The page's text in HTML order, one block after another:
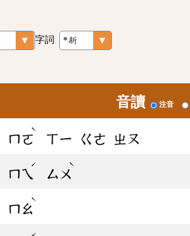
字詞
音讀 注音
ㄇㄛ
ˋ
ㄒㄧ ㄍㄜ ㄓㄡ
ㄇㄟ
ˊ
ㄙㄨ
ˋ
ㄇㄠ
ˋ